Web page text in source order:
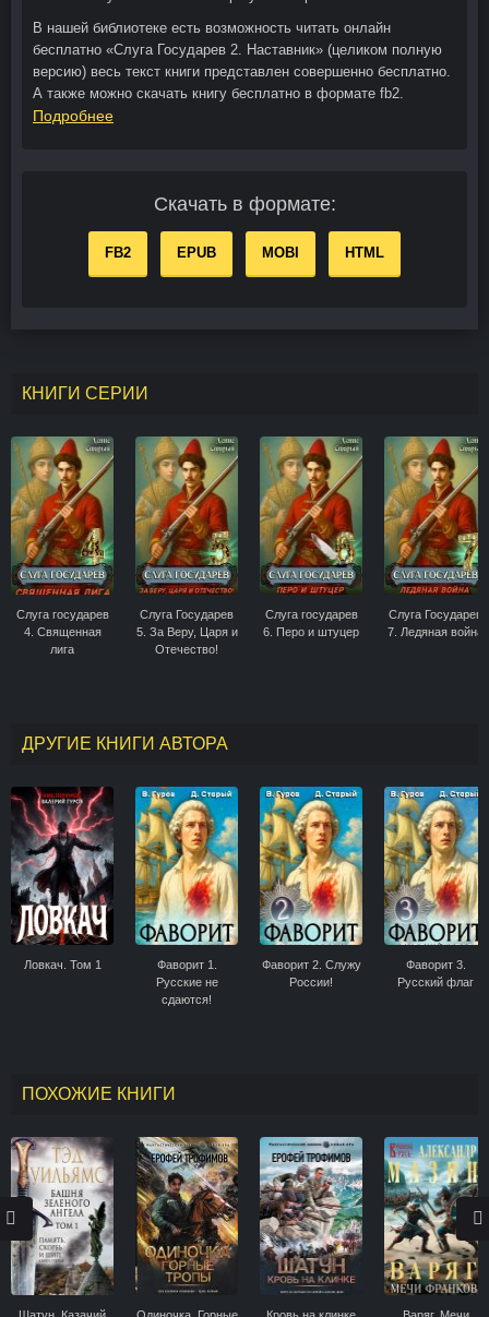
В нашей библиотеке есть возможность читать онлайн
бесплатно «Слуга Государев 2. Наставник» (целиком полную
версию) весь текст книги представлен совершенно бесплатно.
А также можно скачать книгу бесплатно в формате fb2.
Подробнее
Скачать в формате:
FB2 EPUB MOBI HTML
КНИГИ СЕРИИ
Слуга государев
4. Священная
лига
Слуга Государев
5. За Веру, Царя и
Отечество!
Слуга государев
6. Перо и штуцер
Слуга Государев
7. Ледяная война
ДРУГИЕ КНИГИ АВТОРА
Ловкач. Том 1
Фаворит 1.
Русские не
сдаются!
Фаворит 2. Служу
России!
Фаворит 3.
Русский флаг
ПОХОЖИЕ КНИГИ
Шатун. Казачий Одиночка. Горные Кровь на клинке Варяг. Мечи